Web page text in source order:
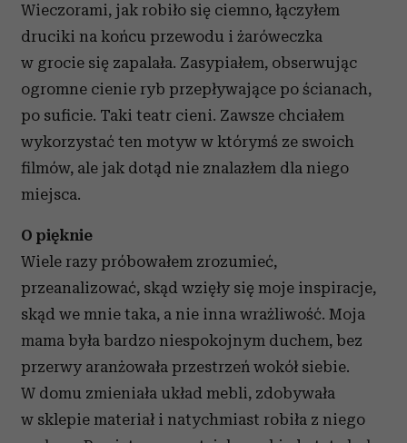
Wieczorami, jak robiło się ciemno, łączyłem
druciki na końcu przewodu i żaróweczka
w grocie się zapalała. Zasypiałem, obserwując
ogromne cienie ryb przepływające po ścianach,
po suficie. Taki teatr cieni. Zawsze chciałem
wykorzystać ten motyw w którymś ze swoich
filmów, ale jak dotąd nie znalazłem dla niego
miejsca.
O pięknie
Wiele razy próbowałem zrozumieć,
przeanalizować, skąd wzięły się moje inspiracje,
skąd we mnie taka, a nie inna wrażliwość. Moja
mama była bardzo niespokojnym duchem, bez
przerwy aranżowała przestrzeń wokół siebie.
W domu zmieniała układ mebli, zdobywała
w sklepie materiał i natychmiast robiła z niego